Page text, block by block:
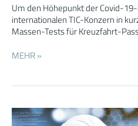
Um den Höhepunkt der Covid-
internationalen TIC-Konzern in
Massen-Tests für Kreuzfahrt-
MEHR »